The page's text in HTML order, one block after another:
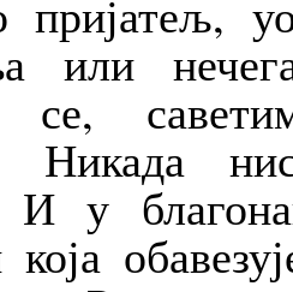
или
се,
Никада
И у